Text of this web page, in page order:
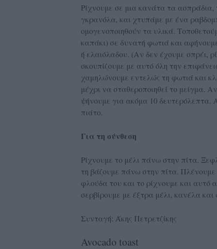
Ρίχνουμε σε μια κανάτα τα ασπράδια,
γκρανόλα, και χτυπάμε με ένα
ομογενοποιηθούν τα υλικά.
καπάκι) σε δυνατή φωτιά και
ή ελαιόλαδου. (Αν δεν έχουμε σπρέι,
σκουπίζουμε με αυτό όλη την
χαμηλώνουμε εντελώς τη φωτιά και
μέχρι να σταθεροποιηθεί το μείγμα.
ψήνουμε για ακόμα 10
πιάτο.
Για τη σύνθεση
Ρίχνουμε το μέλι πάνω στην πίτα.
τη βάζουμε πάνω στην πίτα.
φλούδα του και το ρίχνουμε και
σερβίρουμε με έξτρα μέλι, κανέλα
Συνταγή: Άκης Πετρετζίκης
Avocado toast